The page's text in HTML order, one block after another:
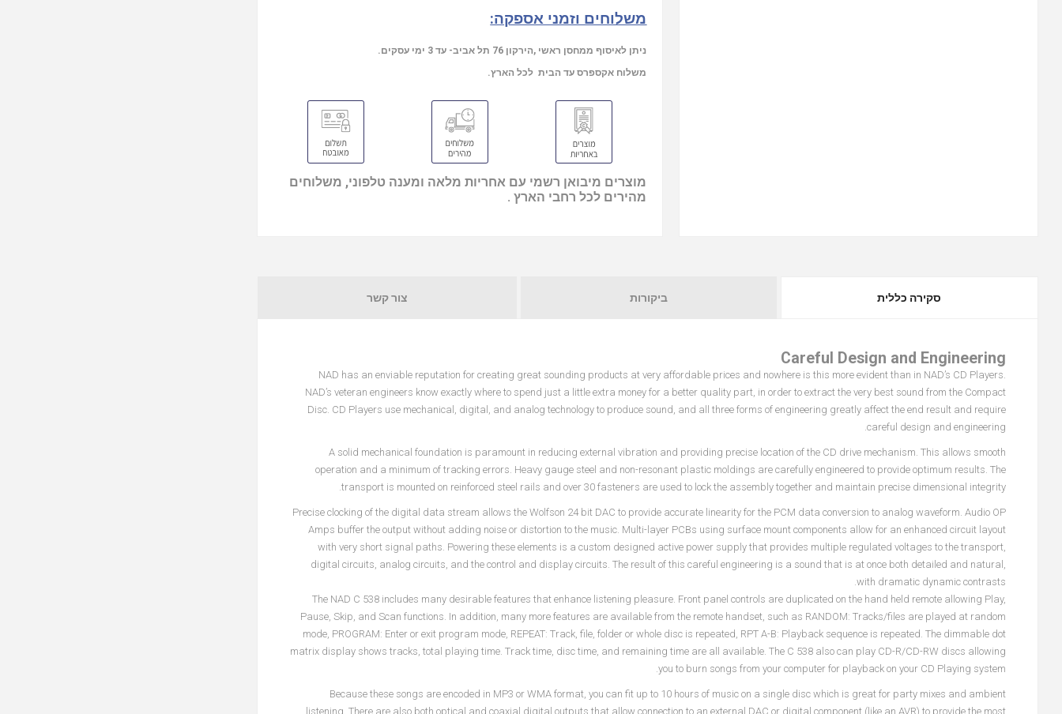
משלוחים וזמני אספקה:
ניתן לאיסוף ממחסן ראשי ,הירקון 76 תל אביב- עד 3 ימי עסקים.
משלוח אקספרס עד הבית לכל הארץ.
מוצרים מיבואן רשמי עם אחריות מלאה ומענה טלפוני, משלוחים
מהירים לכל רחבי הארץ .
סקירה כללית ביקורות צור קשר
Careful Design and Engineering
NAD has an enviable reputation for creating great sounding products at very affordable prices and nowhere is this more evident than in NAD’s CD Players.
NAD’s veteran engineers know exactly where to spend just a little extra money for a better quality part, in order to extract the very best sound from the Compact
Disc. CD Players use mechanical, digital, and analog technology to produce sound, and all three forms of engineering greatly affect the end result and require
careful design and engineering.
A solid mechanical foundation is paramount in reducing external vibration and providing precise location of the CD drive mechanism. This allows smooth
operation and a minimum of tracking errors. Heavy gauge steel and non-resonant plastic moldings are carefully engineered to provide optimum results. The
transport is mounted on reinforced steel rails and over 30 fasteners are used to lock the assembly together and maintain precise dimensional integrity.
Precise clocking of the digital data stream allows the Wolfson 24 bit DAC to provide accurate linearity for the PCM data conversion to analog waveform. Audio OP
Amps buffer the output without adding noise or distortion to the music. Multi-layer PCBs using surface mount components allow for an enhanced circuit layout
with very short signal paths. Powering these elements is a custom designed active power supply that provides multiple regulated voltages to the transport,
digital circuits, analog circuits, and the control and display circuits. The result of this careful engineering is a sound that is at once both detailed and natural,
with dramatic dynamic contrasts.
The NAD C 538 includes many desirable features that enhance listening pleasure. Front panel controls are duplicated on the hand held remote allowing Play,
Pause, Skip, and Scan functions. In addition, many more features are available from the remote handset, such as RANDOM: Tracks/files are played at random
mode, PROGRAM: Enter or exit program mode, REPEAT: Track, file, folder or whole disc is repeated, RPT A-B: Playback sequence is repeated. The dimmable dot
matrix display shows tracks, total playing time. Track time, disc time, and remaining time are all available. The C 538 also can play CD-R/CD-RW discs allowing
you to burn songs from your computer for playback on your CD Playing system.
Because these songs are encoded in MP3 or WMA format, you can fit up to 10 hours of music on a single disc which is great for party mixes and ambient
listening. There are also both optical and coaxial digital outputs that allow connection to an external DAC or digital component (like an AVR) to provide the most